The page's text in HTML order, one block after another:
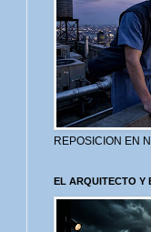
REPOSICION EN
EL ARQUITECTO Y